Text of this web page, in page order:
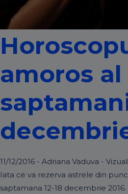
amoros al
11/12/2016 - Adriana Vaduva -
Iata ce va rezerva astrele din
saptamana 12-18 decembrie 2016.